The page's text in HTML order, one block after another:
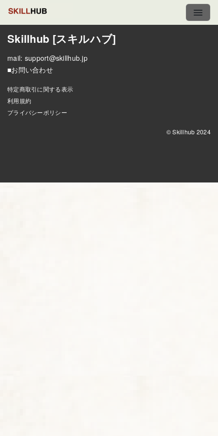
Skillhub [スキルハブ]
mail: support@skillhub.jp
■お問い合わせ
特定商取引に関する表示
利用規約
プライバシーポリシー
© Skillhub 2024